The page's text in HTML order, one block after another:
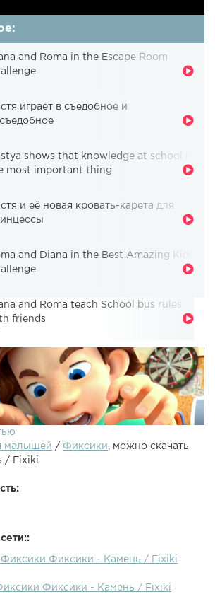
and Roma in the Escape Room
играет в съедобное и
shows that knowledge at school is
most important thing
и её новая кровать-карета для
and Diana in the Best Amazing Kids
and Roma teach School bus rules
friends
полностью - Мог ли далекий
оживить? Вдруг сейчас случится
такие - большой-
малышей / Фиксики
, можно скачать
/ Fixiki
Фиксики Фиксики - Камень / Fixiki
Фиксики - Камень / Fixiki